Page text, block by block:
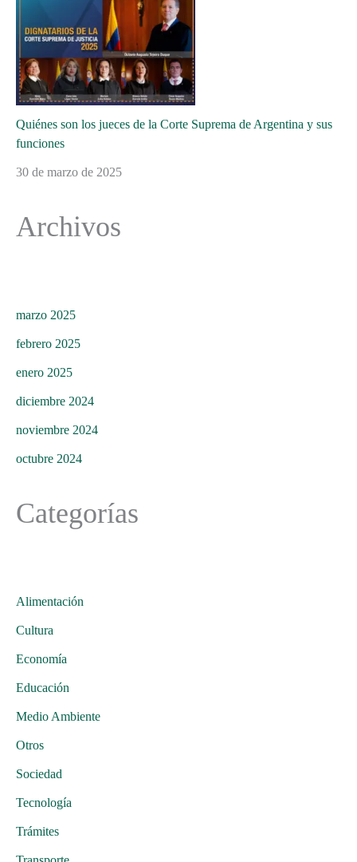
Quiénes son los jueces de la Corte Suprema de Argentina y sus
funciones
30 de marzo de 2025
Archivos
marzo 2025
febrero 2025
enero 2025
diciembre 2024
noviembre 2024
octubre 2024
Categorías
Alimentación
Cultura
Economía
Educación
Medio Ambiente
Otros
Sociedad
Tecnología
Trámites